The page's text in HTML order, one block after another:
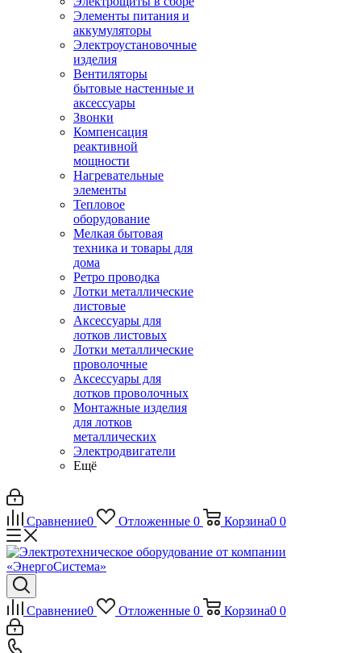
Элементы питания и
аккумуляторы
Электроустановочные
изделия
Вентиляторы
бытовые настенные и
аксессуары
Звонки
Компенсация
реактивной
мощности
Нагревательные
элементы
Тепловое
оборудование
Мелкая бытовая
техника и товары для
дома
Ретро проводка
Лотки металлические
листовые
Аксессуары для
лотков листовых
Лотки металлические
проволочные
Аксессуары для
лотков проволочных
Монтажные изделия
для лотков
металлических
Электродвигатели
Ещё
Сравнение0 Отложенные 0 Корзина0 0
Сравнение0 Отложенные 0 Корзина0 0